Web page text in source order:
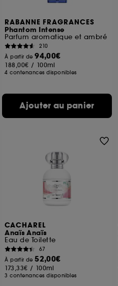
RABANNE FRAGRANCES
Phantom Intense
Parfum aromatique et ambré
210
À partir de94,00€
188,00€ / 100ml
4 contenances disponibles
Ajouter au panier
CACHAREL
Anaïs Anaïs
Eau de Toilette
67
À partir de52,00€
173,33€ / 100ml
3 contenances disponibles